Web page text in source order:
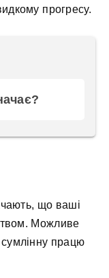
прогресу.
що ваші
Можливе
працю